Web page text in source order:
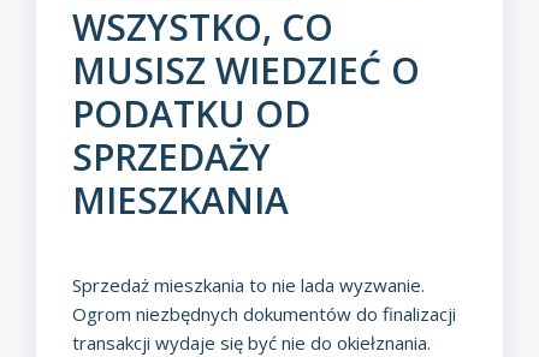
WSZYSTKO, CO
MUSISZ WIEDZIEĆ O
PODATKU OD
SPRZEDAŻY
MIESZKANIA
Sprzedaż mieszkania to nie lada wyzwanie.
Ogrom niezbędnych dokumentów do finalizacji
transakcji wydaje się być nie do okiełznania.